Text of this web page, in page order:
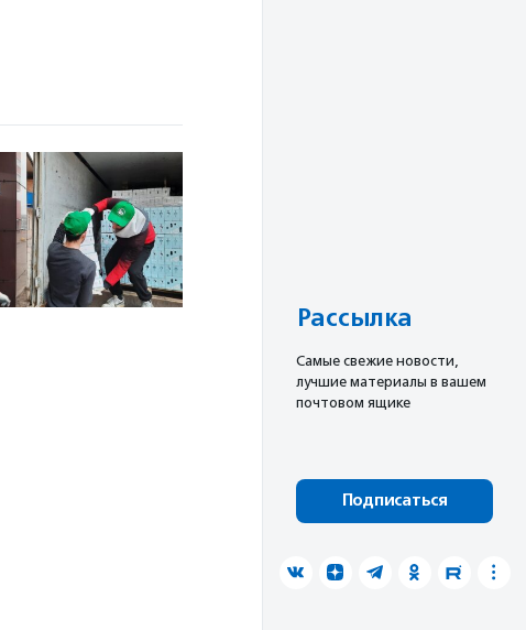
Рассылка
Cамые свежие новости,
лучшие материалы в вашем
почтовом ящике
Подписаться